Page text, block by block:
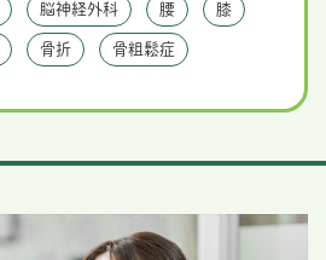
脳神経外科 腰 膝
骨折 骨粗鬆症